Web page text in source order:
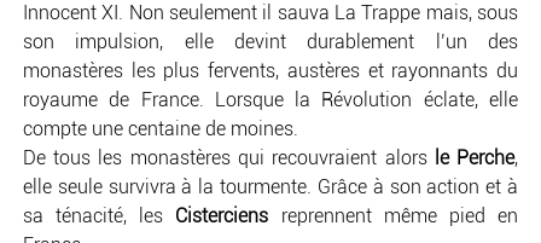
Innocent XI. Non seulement il sauva La Trappe mais, sous
son impulsion, elle devint durablement l’un des
monastères les plus fervents, austères et rayonnants du
royaume de France. Lorsque la Révolution éclate, elle
compte une centaine de moines.
De tous les monastères qui recouvraient alorsle Perche,
elle seule survivra à la tourmente. Grâce à son action et à
sa ténacité, les Cisterciens reprennent même pied en